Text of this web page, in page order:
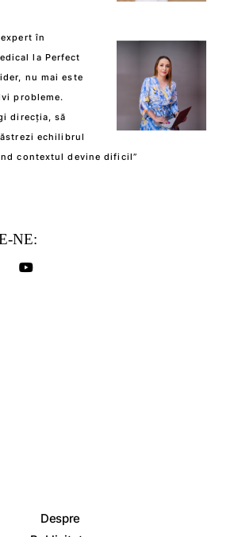
în
la Perfect
nu mai este
probleme.
direcția, să
echilibrul
contextul devine dificil”
NE:
Despre